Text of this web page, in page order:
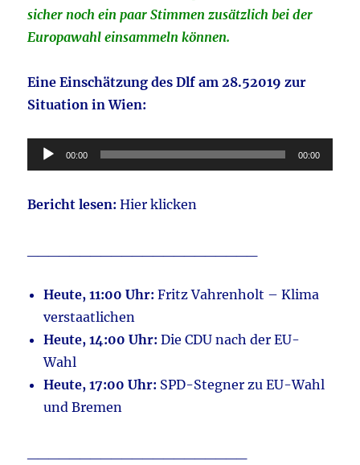
sicher noch ein paar Stimmen zusätzlich bei der
Europawahl einsammeln können.
Eine Einschätzung des Dlf am 28.52019 zur
Situation in Wien:
Audio-
Player
00:00 00:00
Bericht lesen: Hier klicken
Heute, 11:00 Uhr: Fritz Vahrenholt – Klima
verstaatlichen
Heute, 14:00 Uhr: Die CDU nach der EU-
Wahl
Heute, 17:00 Uhr: SPD-Stegner zu EU-Wahl
und Bremen